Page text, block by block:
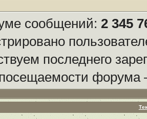
сообщений: 2 345
последнего
посещаемости